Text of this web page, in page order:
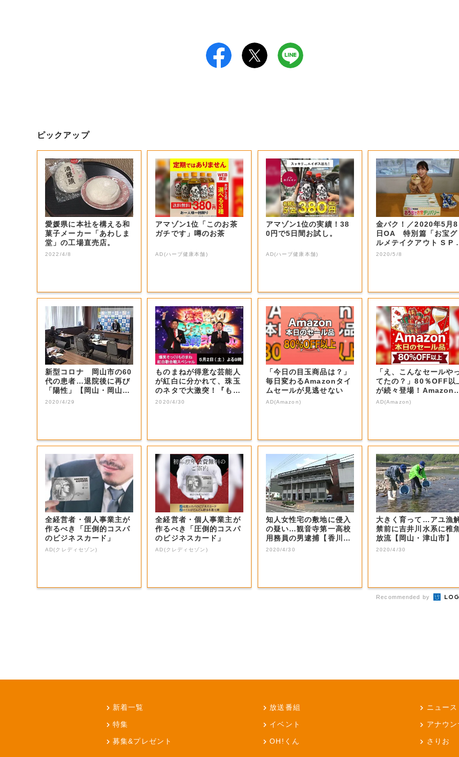
ピックアップ
愛媛県に本社を構える和
菓子メーカー「あわしま
堂」の工場直売店。
2022/4/8
アマゾン1位「このお茶
ガチです」噂のお茶
AD(ハーブ健康本舗)
アマゾン1位の実績！38
0円で5日間お試し。
AD(ハーブ健康本舗)
金バク！／2020年5月8
日OA 特別篇「お宝グ
ルメテイクアウト S P
二弾...
2020/5/8
新型コロナ 岡山市の60
代の患者…退院後に再び
「陽性」【岡山・岡山
市】
2020/4/29
ものまねが得意な芸能人
が紅白に分かれて、珠玉
のネタで大激突！『もの
まね紅白』でし...
2020/4/30
「今日の目玉商品は？」
毎日変わるAmazonタイ
ムセールが見逃せない
AD(Amazon)
「え、こんなセールや
てたの？」80％OFF以
が続々登場！Amazon
本気が...
AD(Amazon)
全経営者・個人事業主が
作るべき「圧倒的コスパ
のビジネスカード」
AD(クレディセゾン)
全経営者・個人事業主が
作るべき「圧倒的コスパ
のビジネスカード」
AD(クレディセゾン)
知人女性宅の敷地に侵入
の疑い…観音寺第一高校
用務員の男逮捕【香川・
観音寺市】
2020/4/30
大きく育って…アユ漁
禁前に吉井川水系に稚
放流【岡山・津山市】
2020/4/30
Recommended by
新着一覧 放送番組 ニュース
特集 イベント アナウ
募集&プレゼント OH!くん さりお